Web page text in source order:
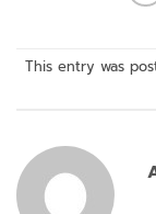
This entry was